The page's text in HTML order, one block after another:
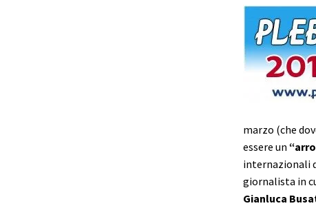
marzo (che
essere un
internazionali
giornalista in
Gianluca